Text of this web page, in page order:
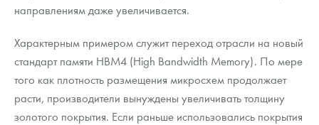
направлениям даже увеличивается.
Характерным примером служит переход отрасли на новый
стандарт памяти HBM4 (High Bandwidth Memory). По мере
того как плотность размещения микросхем продолжает
расти, производители вынуждены увеличивать толщину
золотого покрытия. Если раньше использовались покрытия